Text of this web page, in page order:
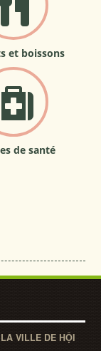
et boissons
de santé
VILLE DE HỘI